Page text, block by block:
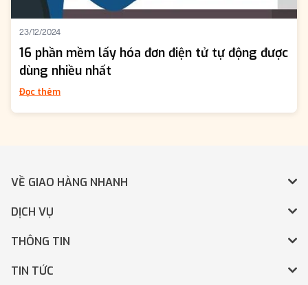
23/12/2024
16 phần mềm lấy hóa đơn điện tử tự động được
dùng nhiều nhất
Đọc thêm
VỀ GIAO HÀNG NHANH
DỊCH VỤ
THÔNG TIN
TIN TỨC